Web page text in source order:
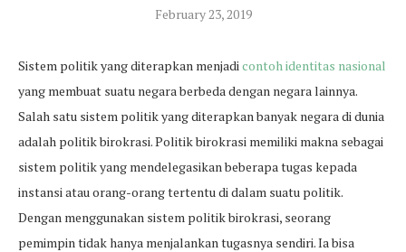
February 23, 2019
Sistem politik yang diterapkan menjadicontoh identitas nasional
yang membuat suatu negara berbeda dengan negara lainnya.
Salah satu sistem politik yang diterapkan banyak negara di dunia
adalah politik birokrasi. Politik birokrasi memiliki makna sebagai
sistem politik yang mendelegasikan beberapa tugas kepada
instansi atau orang-orang tertentu di dalam suatu politik.
Dengan menggunakan sistem politik birokrasi, seorang
pemimpin tidak hanya menjalankan tugasnya sendiri. Ia bisa